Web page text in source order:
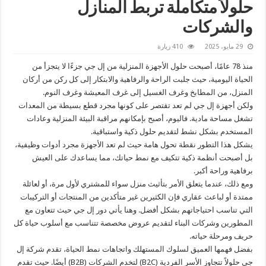
حلولاً متكاملة تربط المنازل
والشركات
29 مايو، 2025 410 زيارة
منذ 78 عامًا، أصبحت حلول الأجهزة المنزلية من إل جي جزءًا لا يتجزأ من
الحياة اليومية، حيث جلبت الراحة والرفاهية والابتكار إلى كل ركن من أركان
المنزل، من المطابخ وغرف الغسيل إلى غرف المعيشة وغرف النوم.
ولكن أجهزة إل جي لم تعد تقتصر على كونها مجرد قطع بسيطة من المعدات
تشغل مساحة مادية. فاليوم، أصبح بإمكانهم مراقبة البيئة المنزلية وعادات
المستخدم بشكل نشط لتقديم حلول ذكية واستباقية.
يشكل هذا التطور نقطة تحول هامة حيث لم تعد الأجهزة مجرد أدوات وظيفية،
بل أصبحت أنظمة ذكية تتكيف مع نمط حياتك، مما يساعدك على العيش
برفاهية وراحة أكبر.
ومع ذلك، عندما يتعلق الأمر بتأثيث منزل سواء للمشتري لأول مرة، أو لعائلة
ممتدة أو لباعث عقاري فإن الكثيرين غير متأكدين من المنتجات أو التركيبات
التي تناسب احتياجاتهم بشكل أفضل. وهنا يأتي دور إل جي حيث تتعاون مع
المطورين وشركات البناء لتقديم عروض مخصصة تتناسب مع أسلوب حياة كل
حريف ومرحلة حياته.
بفضل فهمها العميق لسلوك المستهلك واتجاهات نمط الحياة، تقدم شركة إل
جي حلولاً تتجاوز الأسر الفردية (B2C) لتخدم الشركات (B2B) أيضًا. حيث تقدم